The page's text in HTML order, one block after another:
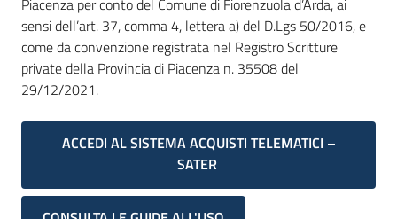
Piacenza per conto del Comune di Fiorenzuola d’Arda, ai
sensi dell’art. 37, comma 4, lettera a) del D.Lgs 50/2016, e
come da convenzione registrata nel Registro Scritture
private della Provincia di Piacenza n. 35508 del
29/12/2021.
ACCEDI AL SISTEMA ACQUISTI TELEMATICI –
SATER